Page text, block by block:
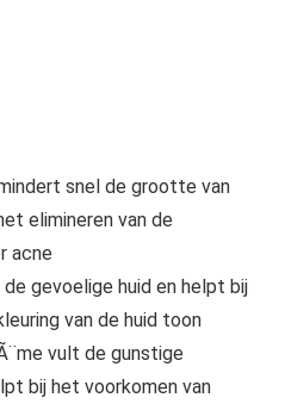
snel de grootte van
elimineren van de
acne
gevoelige huid en helpt bij
van de huid toon
vult de gunstige
bij het voorkomen van